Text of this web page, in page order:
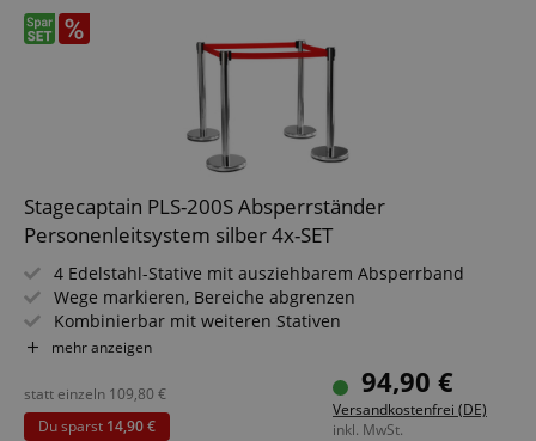
Stagecaptain PLS-200S Absperrständer
Personenleitsystem silber 4x-SET
4 Edelstahl-Stative mit ausziehbarem Absperrband
Wege markieren, Bereiche abgrenzen
Kombinierbar mit weiteren Stativen
Für Konzerte, Ausstellungen, Hotels, Kinos u.v.m.
Geeignet für In- und Outdoor-Anwendungen (Nicht für
dauerhaften Outdoor-Einsatz bei markantem Wetter
konzipiert!)
mehr anzeigen
94,90 €
Versandkostenfrei (DE)
inkl. MwSt.
statt einzeln 109,80 €
Du sparst 14,90 €